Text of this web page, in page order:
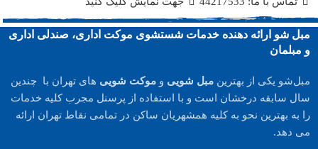
مبل شو ارائه دهنده خدمات شستشوی موکت اداری، صندلی اداری
و مبلمان
مبل‌شو یکی از بهترینمبل شویی وموکت شویی های تهران با چندین
سال سابقه درخشان است و با استفاده از پرسنل مجرب کلیه خدمات
را به بهترین نحو به کلیه همشهریان ساکن در تمامی نقاط تهران ارائه
می دهد.